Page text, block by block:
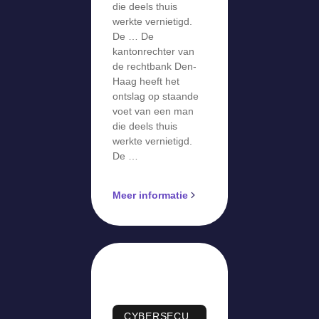
strijd met
AVG’
die deels thuis
werkte vernietigd.
De … De
kantonrechter van
de rechtbank Den-
Haag heeft het
ontslag op staande
voet van een man
die deels thuis
werkte vernietigd.
De …
Meer informatie
CYBERSECU